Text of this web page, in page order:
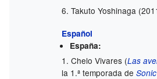
Takuto Yoshinaga
Español
España:
Chelo Vivares (Las
la 1.ª temporada de